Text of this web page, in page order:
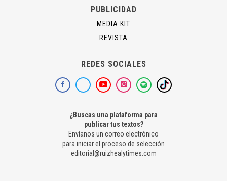
PUBLICIDAD
MEDIA KIT
REVISTA
REDES SOCIALES
¿Buscas una plataforma para
publicar tus textos?
Envíanos un correo electrónico
para iniciar el proceso de selección
editorial@ruizhealytimes.com